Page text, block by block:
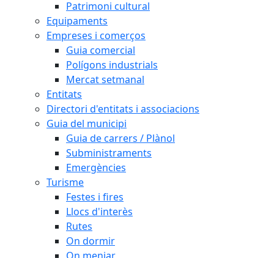
Patrimoni cultural
Equipaments
Empreses i comerços
Guia comercial
Polígons industrials
Mercat setmanal
Entitats
Directori d'entitats i associacions
Guia del municipi
Guia de carrers / Plànol
Subministraments
Emergències
Turisme
Festes i fires
Llocs d'interès
Rutes
On dormir